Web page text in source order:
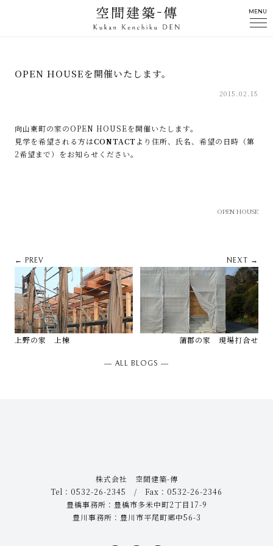
MENU
OPEN HOUSEを開催いたします。
2015.02.15
向山東町の家のOPEN HOUSEを開催いたします。
見学を希望される方はCONTACTより住所、氏名、希望の日時（第
2希望まで）をお知らせください。
OPEN HOUSE
← PREV
上野の家 上棟
NEXT →
蒲郡の家 現場打合せ
― ALL BLOGS ―
株式会社 空間建築-傳
Tel：0532-26-2345 / Fax：0532-26-2346
豊橋事務所：豊橋市多米中町2丁目17-9
豊川事務所：豊川市平尾町郷中56-3